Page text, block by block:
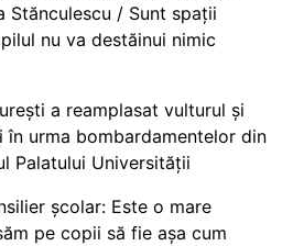
Stănculescu / Sunt spații
nu va destăinui nimic
a reamplasat vulturul și
urma bombardamentelor din
Palatului Universității
școlar: Este o mare
pe copii să fie așa cum